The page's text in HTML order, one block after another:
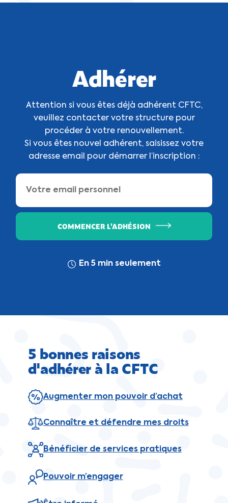
Adhérer
Attention si vous êtes déjà adhérent CFTC,
veuillez contacter votre structure pour
procéder à votre renouvellement.
Si vous êtes nouvel adhérent, saisissez votre
adresse email pour démarrer l’inscription :
COMMENCER L'ADHÉSION
En 5 min seulement
5 bonnes raisons
d'adhérer à la CFTC
Augmenter mon pouvoir d’achat
Connaître et défendre mes droits
Bénéficier de services pratiques
Pouvoir m’engager